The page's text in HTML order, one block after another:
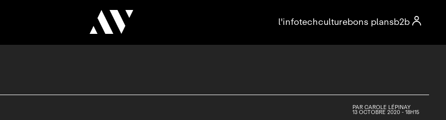

l'infotechculturebons plansb2b
PARCAROLE LÉPINAY
13 OCTOBRE 2020 - 18H15